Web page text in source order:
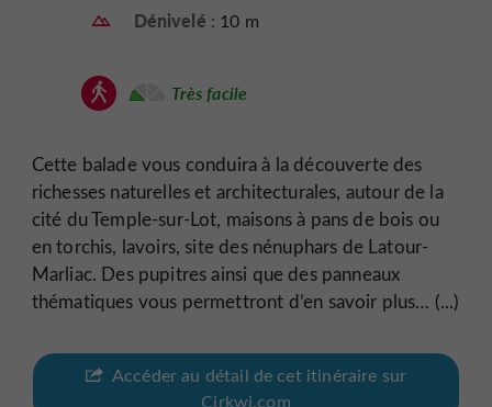
Dénivelé : 10 m
Très facile
Cette balade vous conduira à la découverte des
richesses naturelles et architecturales, autour de la
cité du Temple-sur-Lot, maisons à pans de bois ou
en torchis, lavoirs, site des nénuphars de Latour-
Marliac. Des pupitres ainsi que des panneaux
thématiques vous permettront d’en savoir plus… (...)
Accéder au détail de cet itinéraire sur
Cirkwi.com